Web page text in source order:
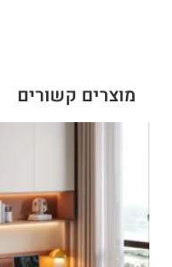
מוצרים קשורים